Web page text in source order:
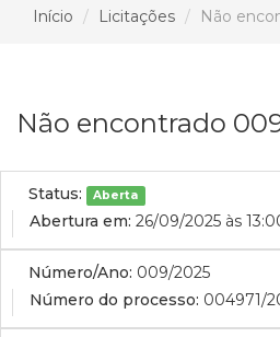
Início Licitações Não
Não encontrado
Status: Aberta
Abertura em: 26/09/2025 às
Número/Ano: 009/2025
Número do processo: 004971/